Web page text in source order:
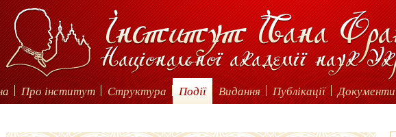
Про інститут Структура Події Видання Публікації Документи